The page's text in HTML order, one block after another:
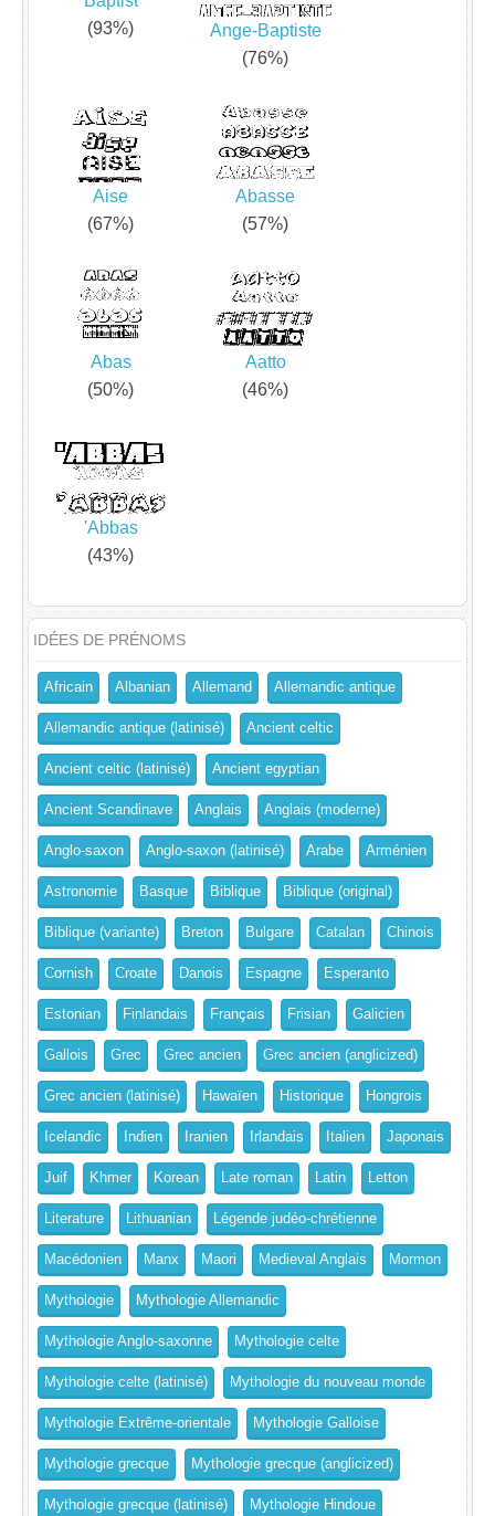
(93%)
Ange-Baptiste
(76%)
Aise
(67%)
Abasse
(57%)
Abas
(50%)
Aatto
(46%)
'Abbas
(43%)
IDÉES DE PRÉNOMS
Africain Albanian Allemand Allemandic antique
Allemandic antique (latinisé) Ancient celtic
Ancient celtic (latinisé) Ancient egyptian
Ancient Scandinave Anglais Anglais (moderne)
Anglo-saxon Anglo-saxon (latinisé) Arabe Arménien
Astronomie Basque Biblique Biblique (original)
Biblique (variante) Breton Bulgare Catalan Chinois
Cornish Croate Danois Espagne Esperanto
Estonian Finlandais Français Frisian Galicien
Gallois Grec Grec ancien Grec ancien (anglicized)
Grec ancien (latinisé) Hawaïen Historique Hongrois
Icelandic Indien Iranien Irlandais Italien Japonais
Juif Khmer Korean Late roman Latin Letton
Literature Lithuanian Légende judéo-chrétienne
Macédonien Manx Maori Medieval Anglais Mormon
Mythologie Mythologie Allemandic
Mythologie Anglo-saxonne Mythologie celte
Mythologie celte (latinisé) Mythologie du nouveau monde
Mythologie Extrême-orientale Mythologie Galloise
Mythologie grecque Mythologie grecque (anglicized)
Mythologie grecque (latinisé) Mythologie Hindoue